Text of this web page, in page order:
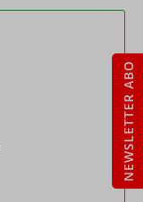
NEWSLETTER ABO